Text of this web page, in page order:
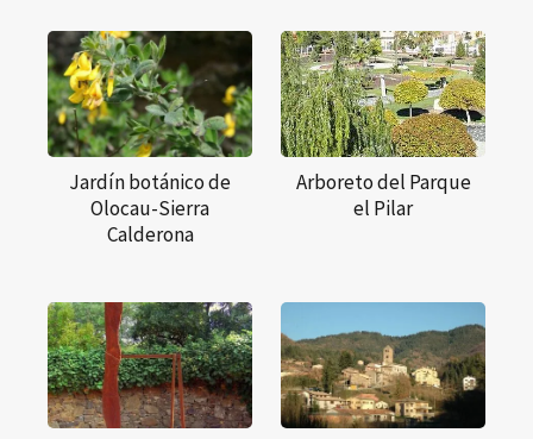
Jardín botánico de
Olocau-Sierra
Calderona
Arboreto del Parque
el Pilar